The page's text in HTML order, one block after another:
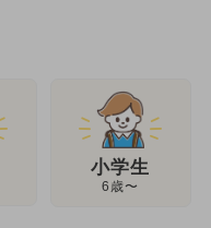
小学生
6歳〜